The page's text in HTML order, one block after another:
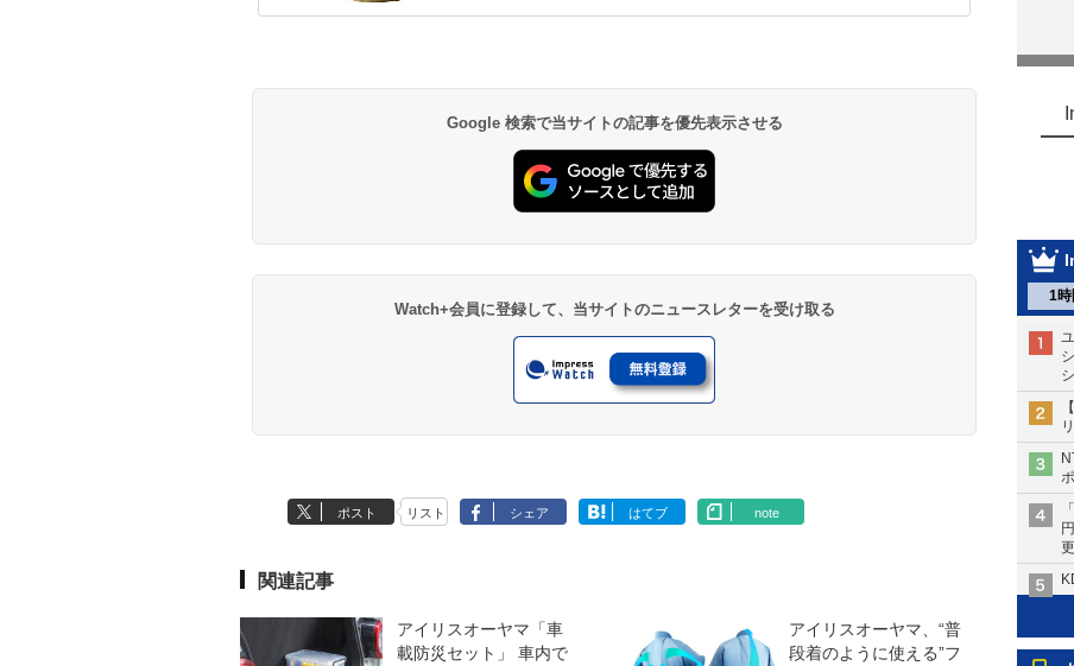
1時
Google 検索で当サイトの記事を優先表示させる
Watch+会員に登録して、当サイトのニュースレターを受け取る
ポスト リスト シェア はてブ note
関連記事
アイリスオーヤマ「車
載防災セット」 車内で
アイリスオーヤマ、“普
段着のように使える”フ